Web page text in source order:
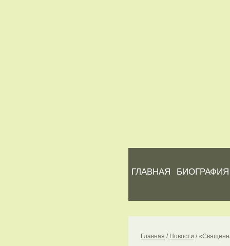
ГЛАВНАЯ БИОГРАФИЯ
Главная / Новости /